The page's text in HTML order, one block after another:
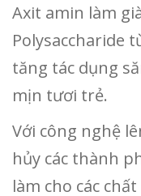
Axit amin làm
Polysaccharide
tăng tác dụng
mịn tươi trẻ.
Với công nghệ
hủy các thành
làm cho các